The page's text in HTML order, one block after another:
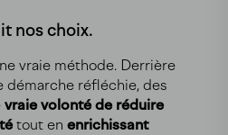
nos choix.
vraie méthode. Derrière
démarche réfléchie, des
vraie volonté de réduire
tout en enrichissant